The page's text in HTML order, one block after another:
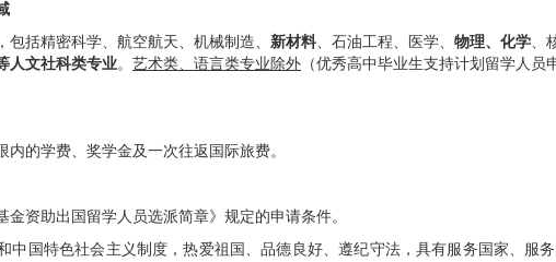
括精密科学、航空航天、机械制造、 新材料、石油工程、医学、 物理、化学、
人文社科类专业。 艺术类、语言类专业除外 （优秀高中毕业生支持计划留学人
内的学费、奖学金及一次往返国际旅费。
金资助出国留学人员选派简章》规定的申请条件。
中国特色社会主义制度，热爱祖国、品德良好、遵纪守法，具有服务国家、服